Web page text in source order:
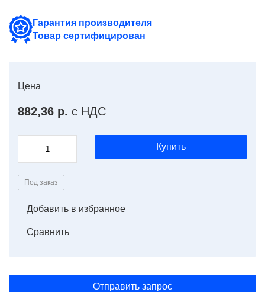
Гарантия производителя
Товар сертифицирован
Цена
882,36 р. с НДС
Купить
Под заказ
Добавить в избранное
Сравнить
Отправить запрос